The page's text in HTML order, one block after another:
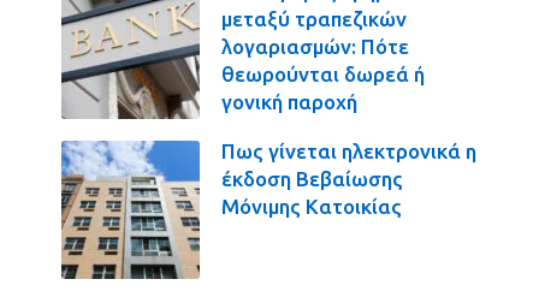
μεταξύ τραπεζικών
λογαριασμών: Πότε
θεωρούνται δωρεά ή
γονική παροχή
Πως γίνεται ηλεκτρονικά η
έκδοση Βεβαίωσης
Μόνιμης Κατοικίας